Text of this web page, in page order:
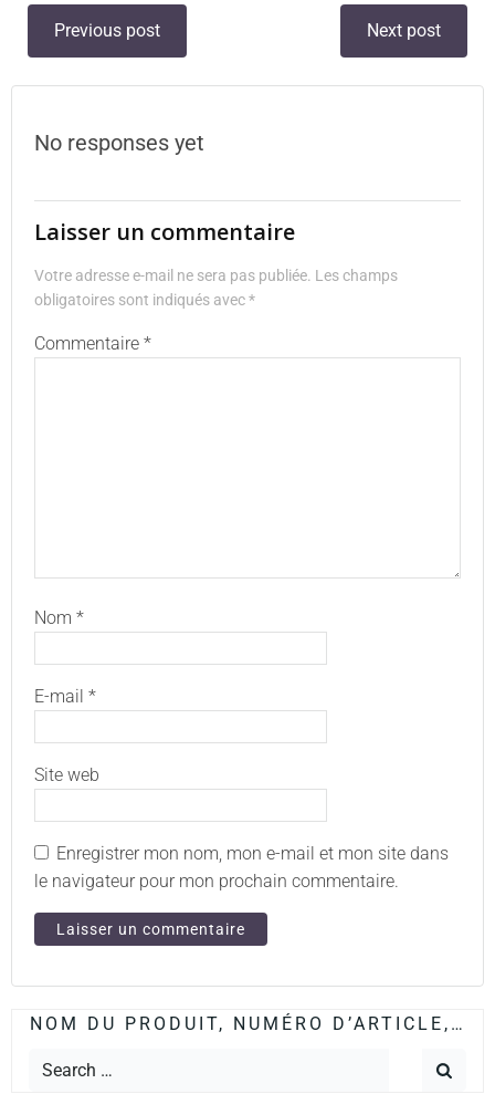
Previous post Next post
No responses yet
Laisser un commentaire
Votre adresse e-mail ne sera pas publiée. Les champs
obligatoires sont indiqués avec*
Commentaire *
Nom *
E-mail *
Site web
Enregistrer mon nom, mon e-mail et mon site dans
le navigateur pour mon prochain commentaire.
NOM DU PRODUIT, NUMÉRO D’ARTICLE,…